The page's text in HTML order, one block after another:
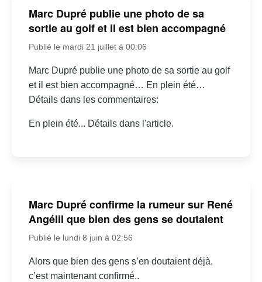
Marc Dupré publie une photo de sa
sortie au golf et il est bien accompagné
Publié le mardi 21 juillet à 00:06
Marc Dupré publie une photo de sa sortie au golf
et il est bien accompagné… En plein été…
Détails dans les commentaires:
En plein été... Détails dans l'article.
Marc Dupré confirme la rumeur sur René
Angélil que bien des gens se doutaient
Publié le lundi 8 juin à 02:56
Alors que bien des gens s’en doutaient déjà,
c’est maintenant confirmé..